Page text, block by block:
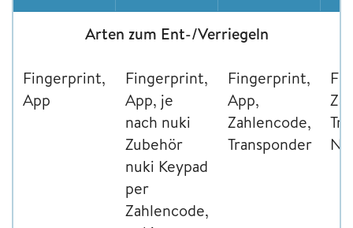
Arten zum Ent-/Verriegeln
Fingerprint,
App
Fingerprint,
App, je
nach nuki
Zubehör
nuki Keypad
per
Zahlencode,
Fingerprint,
App,
Zahlencode,
Transponder